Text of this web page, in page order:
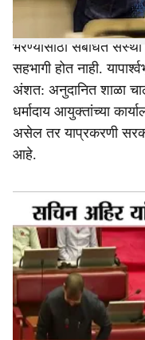
व्यवस्थापनातील
भरण्यासाठी संबंधित
सहभागी होत नाही.
अंशत: अनुदानित शाळा
धर्मादाय आयुक्तांच्या
असेल तर याप्रकरणी
आहे.